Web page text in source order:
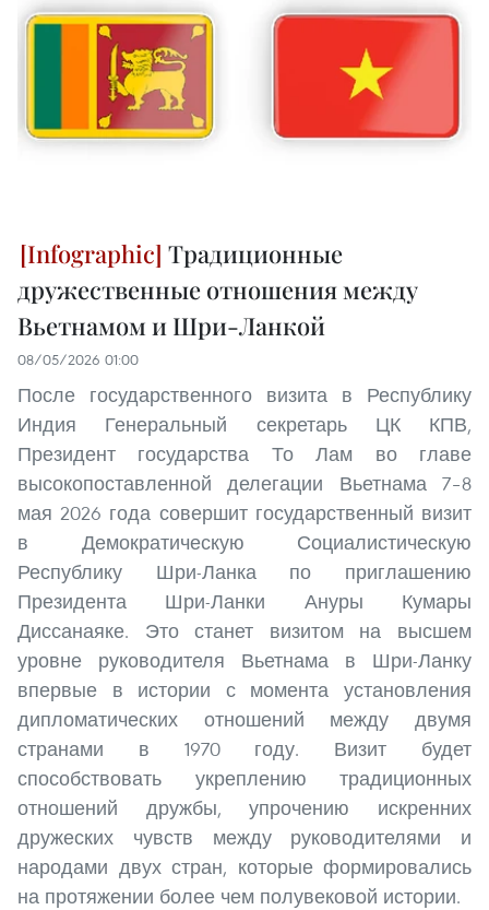
Традиционные
дружественные отношения между
Вьетнамом и Шри-Ланкой
08/05/2026 01:00
После государственного визита в Республику
Индия Генеральный секретарь ЦК КПВ,
Президент государства То Лам во главе
высокопоставленной делегации Вьетнама 7–8
мая 2026 года совершит государственный визит
в Демократическую Социалистическую
Республику Шри-Ланка по приглашению
Президента Шри-Ланки Ануры Кумары
Диссанаяке. Это станет визитом на высшем
уровне руководителя Вьетнама в Шри-Ланку
впервые в истории с момента установления
дипломатических отношений между двумя
странами в 1970 году. Визит будет
способствовать укреплению традиционных
отношений дружбы, упрочению искренних
дружеских чувств между руководителями и
народами двух стран, которые формировались
на протяжении более чем полувековой истории.